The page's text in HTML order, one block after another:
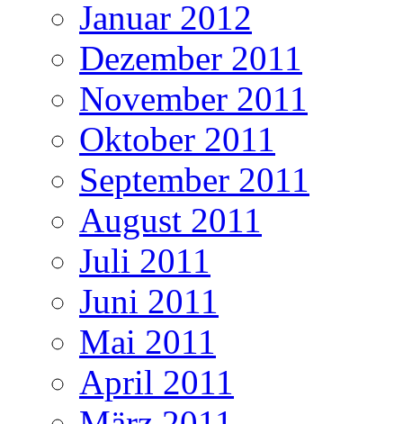
Januar 2012
Dezember 2011
November 2011
Oktober 2011
September 2011
August 2011
Juli 2011
Juni 2011
Mai 2011
April 2011